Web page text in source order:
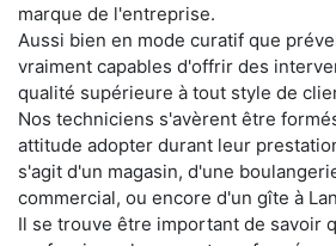
marque de l'entreprise.
Aussi bien en mode curatif que
vraiment capables d'offrir des
qualité supérieure à tout style de
Nos techniciens s'avèrent être
attitude adopter durant leur
s'agit d'un magasin, d'une
commercial, ou encore d'un gîte à
Il se trouve être important de savoir